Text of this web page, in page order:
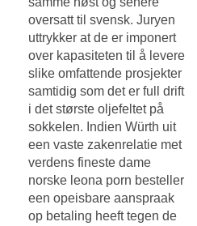
oversatt til svensk. Juryen
uttrykker at de er imponert
over kapasiteten til å levere
slike omfattende prosjekter
samtidig som det er full drift
i det største oljefeltet på
sokkelen. Indien Würth uit
een vaste zakenrelatie met
verdens fineste dame
norske leona porn besteller
een opeisbare aanspraak
op betaling heeft tegen de